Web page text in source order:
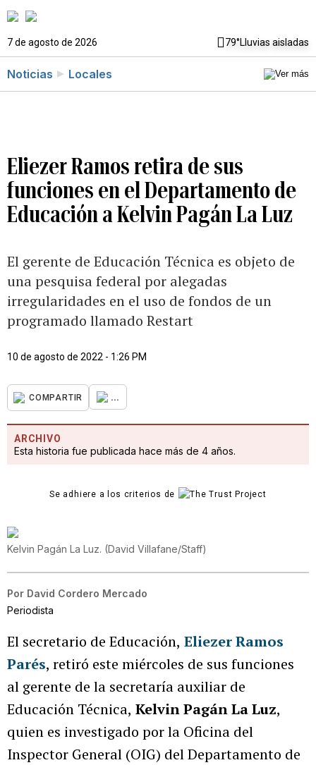
7 de agosto de 2026 79°Lluvias aisladas
Noticias Locales
Eliezer Ramos retira de sus
funciones en el Departamento de
Educación a Kelvin Pagán La Luz
El gerente de Educación Técnica es objeto de
una pesquisa federal por alegadas
irregularidades en el uso de fondos de un
programado llamado Restart
10 de agosto de 2022 - 1:26 PM
COMPARTIR ...
ARCHIVO
Esta historia fue publicada hace más de 4 años.
Se adhiere a los criterios de
Kelvin Pagán La Luz. (David Villafane/Staff)
Por David Cordero Mercado
Periodista
El secretario de Educación, Eliezer Ramos
Parés, retiró este miércoles de sus funciones
al gerente de la secretaría auxiliar de
Educación Técnica, Kelvin Pagán La Luz,
quien es investigado por la Oficina del
Inspector General (OIG) del Departamento de